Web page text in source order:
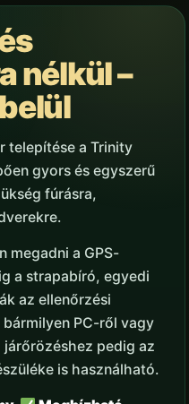
nélkül –
telepítése a Trinity
gyors és egyszerű
fúrásra,
megadni a GPS-
a strapabíró, egyedi
az ellenőrzési
PC-ről vagy
pedig az
is használható.